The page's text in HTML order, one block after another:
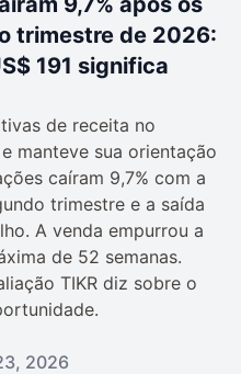
trimestre de 2026:
191 significa
de receita no
manteve sua orientação
caíram 9,7% com a
trimestre e a saída
A venda empurrou a
de 52 semanas.
TIKR diz sobre o
2026